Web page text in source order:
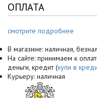
ОПЛАТА
смотрите подробнее
В магазине: наличная,
На сайте: принимаем к
деньги, кредит (купи в
Курьеру: наличная